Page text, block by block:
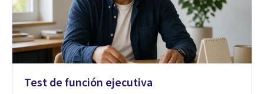
Test de función ejecutiva